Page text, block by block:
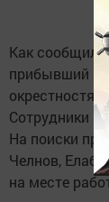
Как сообщил
прибывший на
окрестностях
Сотрудники
На поиски
Челнов,
на месте